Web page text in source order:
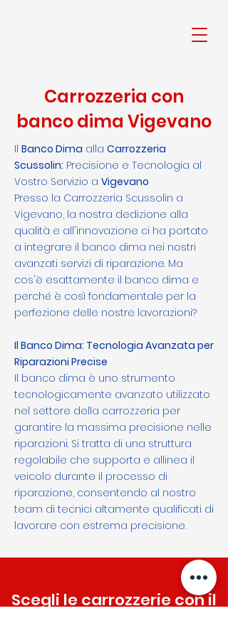
Carrozzeria con
banco dima Vigevano
Il Banco Dima alla Carrozzeria
Scussolin: Precisione e Tecnologia al
Vostro Servizio a Vigevano
Presso la Carrozzeria Scussolin a
Vigevano, la nostra dedizione alla
qualità e all'innovazione ci ha portato
a integrare il banco dima nei nostri
avanzati servizi di riparazione. Ma
cos'è esattamente il banco dima e
perché è così fondamentale per la
perfezione delle nostre lavorazioni?
Il Banco Dima: Tecnologia Avanzata per
Riparazioni Precise
Il banco dima è uno strumento
tecnologicamente avanzato utilizzato
nel settore della carrozzeria per
garantire la massima precisione nelle
riparazioni. Si tratta di una struttura
regolabile che supporta e allinea il
veicolo durante il processo di
riparazione, consentendo al nostro
team di tecnici altamente qualificati di
lavorare con estrema precisione.
Scegli le carrozzerie con il